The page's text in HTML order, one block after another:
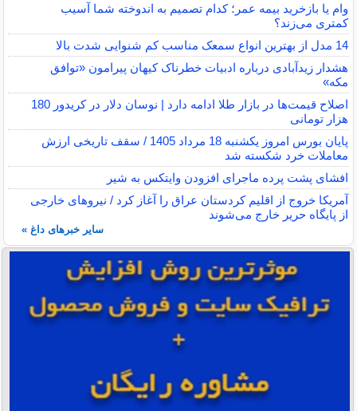
وام یا بازخرید بیمه عمر؛ کدام تصمیم به اندوخته شما آسیب
کمتری می‌زند؟
14 مدل از بهترین انواع سمعک مناسب کم شنوایی شدت بالا
هشدار زیدآبادی درباره ادبیات خطرناک کیهان پیرامون «توافق
مکه»
اصلاح قیمت‌ها در بازار طلا ادامه دارد | نوسان دلار در کریدور 180
هزار تومانی
پایان بورس امروز یکشنبه 18 مرداد 1405 / سقف تاریخی ارزش
معاملات خرد شکسته شد
افشای پشت پرده ماجرای افزودن وایتکس به شیر
آمریکا خروج از اقلیم کردستان عراق را آغاز کرد / نیروهای خارجی
از پایگاه حریر خارج می‌شوند
سایر خبرهای داغ »